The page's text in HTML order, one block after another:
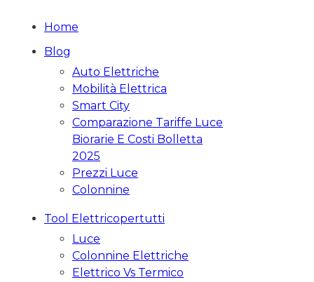
Home
Blog
Auto Elettriche
Mobilità Elettrica
Smart City
Comparazione Tariffe Luce
Biorarie E Costi Bolletta
2025
Prezzi Luce
Colonnine
Tool Elettricopertutti
Luce
Colonnine Elettriche
Elettrico Vs Termico